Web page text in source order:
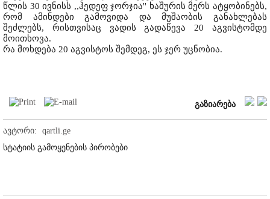
წლის 30 ივნისს ,,ჰედეფ ჯორჯია'' ხაშურის მერს ატყობინებს,
რომ ამინდები გამოვიდა და მუშაობის განახლებას
შეძლებს, რისთვისაც ვადის გადაწევა 20 აგვისტომდე
მოითხოვა.
რა მოხდება 20 აგვისტოს შემდეგ, ეს ჯერ უცნობია.
გაზიარება
ავტორი:
qartli.ge
სტატიის გამოყენების პირობები